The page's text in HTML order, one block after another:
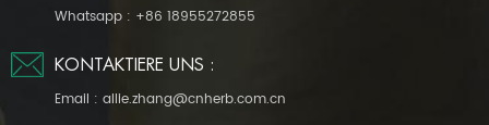
Whatsapp : +86 18955272855
KONTAKTIERE UNS :
Email : allie.zhang@cnherb.com.cn